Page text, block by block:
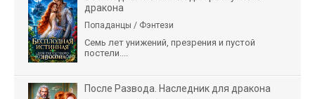
дракона
Попаданцы / Фэнтези
Семь лет унижений, презрения и пустой
постели....
После Развода. Наследник для дракона